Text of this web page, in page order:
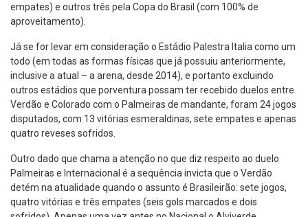
empates) e outros três pela Copa do Brasil (com 100% de
aproveitamento).
Já se for levar em consideração o Estádio Palestra Italia como um
todo (em todas as formas físicas que já possuiu anteriormente,
inclusive a atual – a arena, desde 2014), e portanto excluindo
outros estádios que porventura possam ter recebido duelos entre
Verdão e Colorado com o Palmeiras de mandante, foram 24 jogos
disputados, com 13 vitórias esmeraldinas, sete empates e apenas
quatro reveses sofridos.
Outro dado que chama a atenção no que diz respeito ao duelo
Palmeiras e Internacional é a sequência invicta que o Verdão
detém na atualidade quando o assunto é Brasileirão: sete jogos,
quatro vitórias e três empates (seis gols marcados e dois